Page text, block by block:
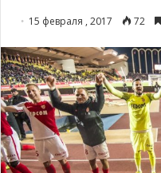
15 февраля , 2017 72